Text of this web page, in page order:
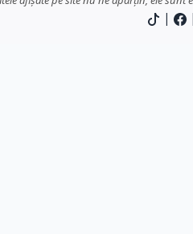
| |